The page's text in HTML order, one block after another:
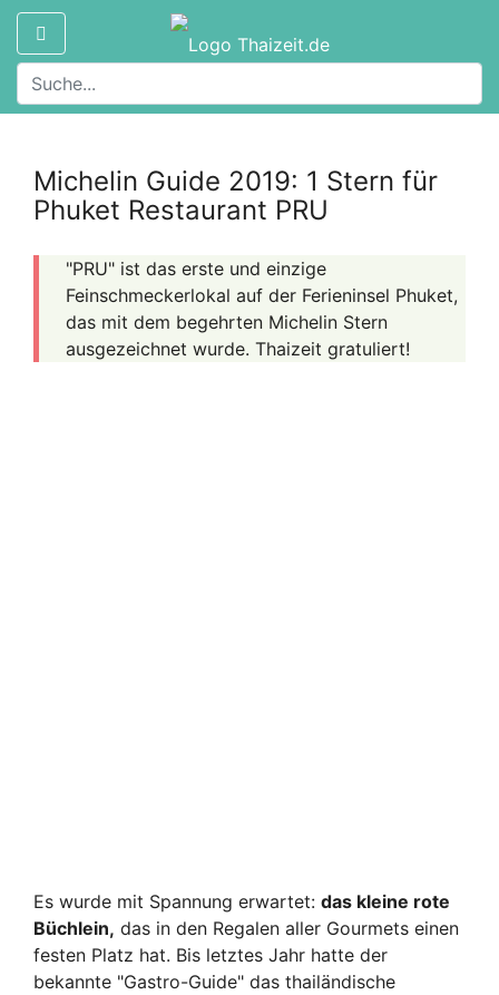
Michelin Guide 2019: 1 Stern für
Phuket Restaurant PRU
"PRU" ist das erste und einzige
Feinschmeckerlokal auf der Ferieninsel Phuket,
das mit dem begehrten Michelin Stern
ausgezeichnet wurde. Thaizeit gratuliert!
Es wurde mit Spannung erwartet: das kleine rote
Büchlein, das in den Regalen aller Gourmets einen
festen Platz hat. Bis letztes Jahr hatte der
bekannte "Gastro-Guide" das thailändische